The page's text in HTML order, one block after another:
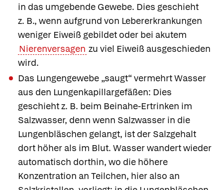
in das umgebende Gewebe. Dies geschieht
z. B., wenn aufgrund von Lebererkrankungen
weniger Eiweiß gebildet oder bei akutem
Nierenversagen zu viel Eiweiß ausgeschieden
wird.
Das Lungengewebe „saugt“ vermehrt Wasser
aus den Lungenkapillargefäßen: Dies
geschieht z. B. beim Beinahe-Ertrinken im
Salzwasser, denn wenn Salzwasser in die
Lungenbläschen gelangt, ist der Salzgehalt
dort höher als im Blut. Wasser wandert wieder
automatisch dorthin, wo die höhere
Konzentration an Teilchen, hier also an